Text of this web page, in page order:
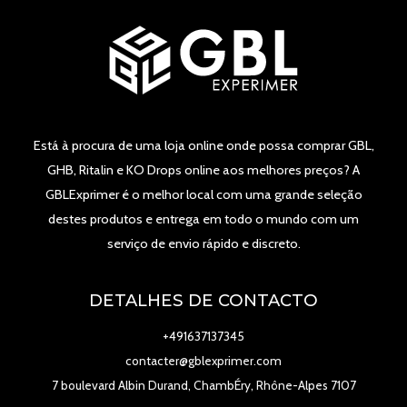
Está à procura de uma loja online onde possa comprar GBL,
GHB, Ritalin e KO Drops online aos melhores preços? A
GBLExprimer é o melhor local com uma grande seleção
destes produtos e entrega em todo o mundo com um
serviço de envio rápido e discreto.
DETALHES DE CONTACTO
+491637137345
contacter@gblexprimer.com
7 boulevard Albin Durand, ChambÉry, Rhône-Alpes 7107